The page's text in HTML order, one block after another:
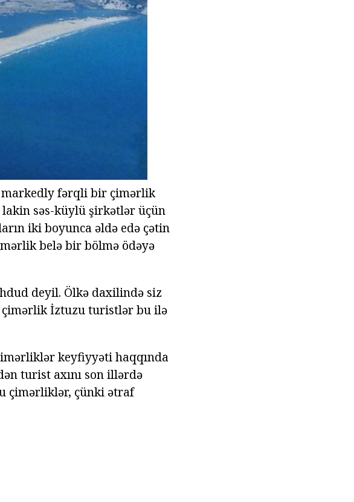
markedly fərqli bir çimərlik
səs-küylü şirkətlər üçün
iki boyunca əldə edə çətin
belə bir bölmə ödəyə
deyil. Ölkə daxilində siz
çimərlik İztuzu turistlər bu ilə
keyfiyyəti haqqında
turist axını son illərdə
çimərliklər, çünki ətraf